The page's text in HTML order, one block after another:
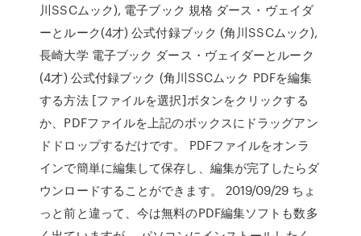
川SSCムック), 電子ブック 規格 ダース・ヴェイダ
ーとルーク(4才) 公式付録ブック (角川SSCムック),
長崎大学 電子ブック ダース・ヴェイダーとルーク
(4才) 公式付録ブック (角川SSCムック PDFを編集
する方法 [ファイルを選択]ボタンをクリックする
か、PDFファイルを上記のボックスにドラッグアン
ドドロップするだけです。 PDFファイルをオンラ
インで簡単に編集して保存し、編集が完了したらダ
ウンロードすることができます。 2019/09/29 ちょ
っと前と違って、今は無料のPDF編集ソフトも数多